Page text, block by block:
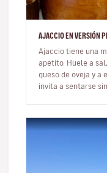
AJACCIO EN VERSIÓN
Ajaccio tiene una
apetito. Huele a
queso de oveja y a
invita a sentarse